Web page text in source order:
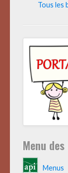
Tous les
Menu
Menus